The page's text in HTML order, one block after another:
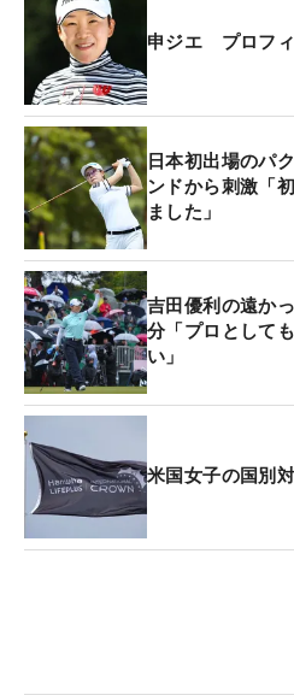
申ジエ プロフ
日本初出場のパ
ンドから刺激「
ました」
吉田優利の遠か
分「プロとして
い」
米国女子の国別